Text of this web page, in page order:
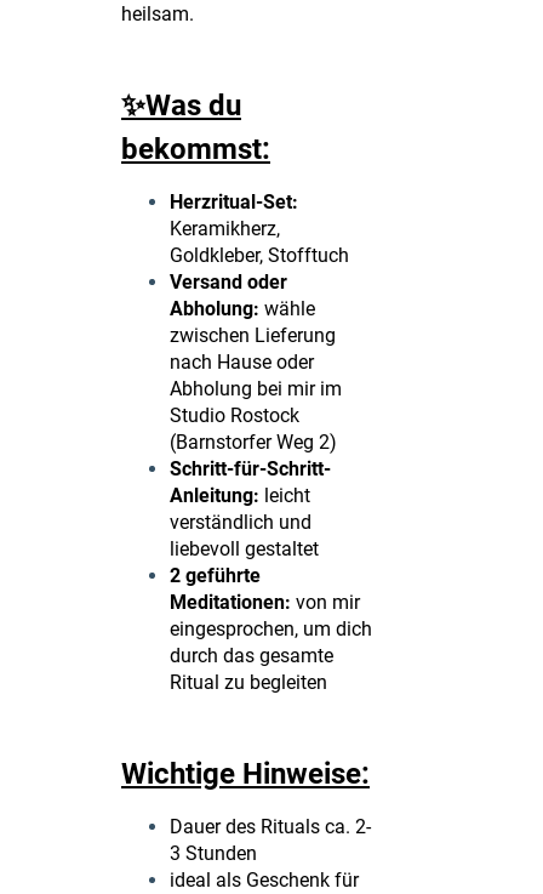
heilsam.
✨Was du
bekommst:
Herzritual-Set:
Keramikherz,
Goldkleber, Stofftuch
Versand oder
Abholung: wähle
zwischen Lieferung
nach Hause oder
Abholung bei mir im
Studio Rostock
(Barnstorfer Weg 2)
Schritt-für-Schritt-
Anleitung: leicht
verständlich und
liebevoll gestaltet
2 geführte
Meditationen: von mir
eingesprochen, um dich
durch das gesamte
Ritual zu begleiten
Wichtige Hinweise:
Dauer des Rituals ca. 2-
3 Stunden
ideal als Geschenk für